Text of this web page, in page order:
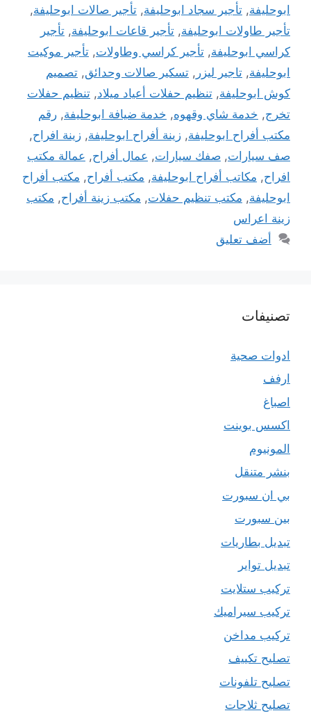
ابوحليفة, تأجير سجاد ابوحليفة, تأجير صالات ابوحليفة,
تأجير طاولات ابوحليفة, تأجير قاعات ابوحليفة, تأجير
كراسي ابوحليفة, تأجير كراسي وطاولات, تأجير موكيت
ابوحليفة, تاجير ليزر , تسكير صالات وحدائق, تصميم
كوش ابوحليفة, تنظيم حفلات أعياد ميلاد, تنظيم حفلات
تخرج, خدمة شاي وقهوه, خدمة ضيافة ابوحليفة, رقم
مكتب أفراح ابوحليفة, زينة أفراح ابوحليفة, زينة افراح,
صف سيارات, صفك سيارات, عمال أفراح, عمالة مكتب
افراح, مكاتب أفراح ابوحليفة, مكتب أفراح, مكتب أفراح
ابوحليفة, مكتب تنظيم حفلات, مكتب زينة أفراح, مكتب
زينة اعراس
أضف تعليق
تصنيفات
ادوات صحية
ارفف
اصباغ
اكسس بوينت
المونيوم
بنشر متنقل
بي ان سبورت
بين سبورت
تبديل بطاريات
تبديل تواير
تركيب ستلايت
تركيب سيراميك
تركيب مداخن
تصليح تكييف
تصليح تلفونات
تصليح ثلاجات